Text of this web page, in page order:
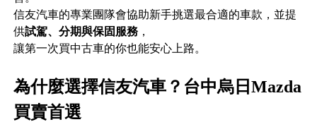
信友汽車的專業團隊會協助新手挑選最合適的車款，並提
供試駕、分期與保固服務，
讓第一次買中古車的你也能安心上路。
為什麼選擇信友汽車？台中烏日Mazda
買賣首選